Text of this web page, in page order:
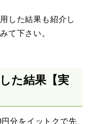
した結果も紹介し
て下さい。
た結果【実
分をイットクで先